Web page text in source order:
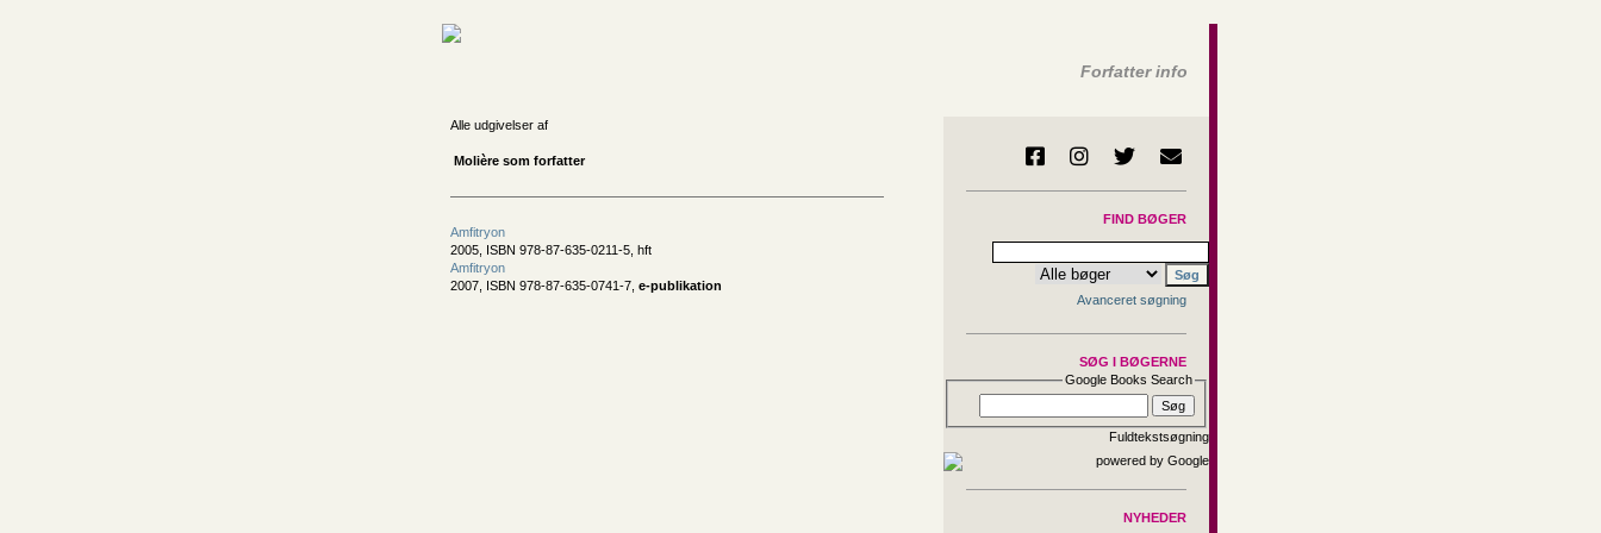
Forfatter info
Alle udgivelser af
Molière som forfatter
Amfitryon
2005, ISBN 978-87-635-0211-5, hft
Amfitryon
2007, ISBN 978-87-635-0741-7, e-publikation
FIND BØGER
Avanceret søgning
SØG I BØGERNE
Google Books Search
Fuldtekstsøgning
NYHEDER